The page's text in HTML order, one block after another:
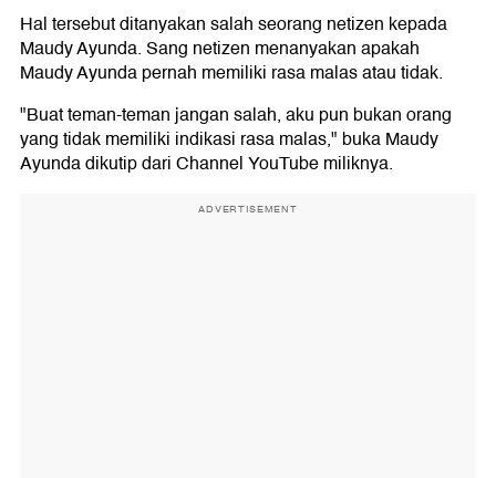
Hal tersebut ditanyakan salah seorang netizen kepada
Maudy Ayunda. Sang netizen menanyakan apakah
Maudy Ayunda pernah memiliki rasa malas atau tidak.
"Buat teman-teman jangan salah, aku pun bukan orang
yang tidak memiliki indikasi rasa malas," buka Maudy
Ayunda dikutip dari Channel YouTube miliknya.
ADVERTISEMENT